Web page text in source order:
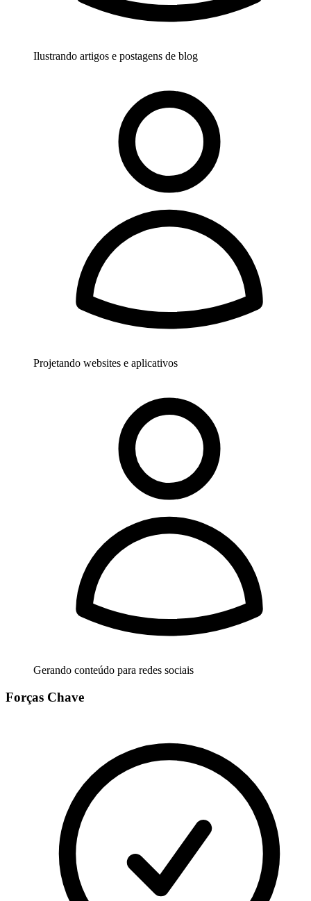
Ilustrando artigos e postagens de blog
Projetando websites e aplicativos
Gerando conteúdo para redes sociais
Forças Chave